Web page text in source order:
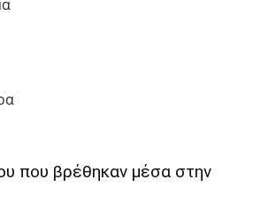
που βρέθηκαν μέσα στην